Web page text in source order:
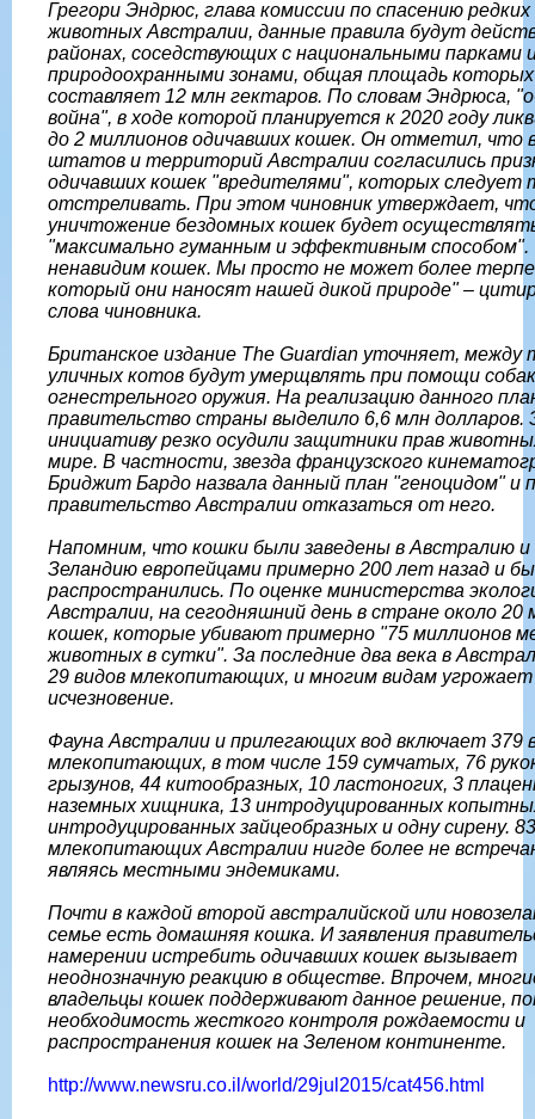
Грегори Эндрюс, глава комиссии по спасению редких
животных Австралии, данные правила будут
районах, соседствующих с национальными парками
природоохранными зонами, общая площадь которых
составляет 12 млн гектаров. По словам Эндрюса,
война", в ходе которой планируется к 2020 году
до 2 миллионов одичавших кошек. Он отметил, что
штатов и территорий Австралии согласились
одичавших кошек "вредителями", которых следует
отстреливать. При этом чиновник утверждает,
уничтожение бездомных кошек будет
"максимально гуманным и эффективным
ненавидим кошек. Мы просто не может более
который они наносят нашей дикой природе" –
слова чиновника.
Британское издание The Guardian уточняет, между
уличных котов будут умерщвлять при помощи
огнестрельного оружия. На реализацию данного
правительство страны выделило 6,6 млн долларов.
инициативу резко осудили защитники прав
мире. В частности, звезда французского
Бриджит Бардо назвала данный план "геноцидом" и
правительство Австралии отказаться от него.
Напомним, что кошки были заведены в Австралию и
Зеландию европейцами примерно 200 лет назад и
распространились. По оценке министерства
Австралии, на сегодняшний день в стране около 20
кошек, которые убивают примерно "75 миллионов
животных в сутки". За последние два века в
29 видов млекопитающих, и многим видам угрожает
исчезновение.
Фауна Австралии и прилегающих вод включает 379
млекопитающих, в том числе 159 сумчатых, 76
грызунов, 44 китообразных, 10 ластоногих, 3
наземных хищника, 13 интродуцированных
интродуцированных зайцеобразных и одну сирену.
млекопитающих Австралии нигде более не
являясь местными эндемиками.
Почти в каждой второй австралийской или
семье есть домашняя кошка. И заявления
намерении истребить одичавших кошек вызывает
неоднозначную реакцию в обществе. Впрочем,
владельцы кошек поддерживают данное решение,
необходимость жесткого контроля рождаемости и
распространения кошек на Зеленом континенте.
http://www.newsru.co.il/world/29jul2015/cat456.html